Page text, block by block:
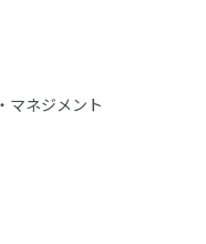
マネジメント